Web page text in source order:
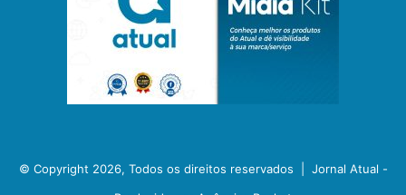
© Copyright 2026, Todos os direitos reservados | Jornal Atual -